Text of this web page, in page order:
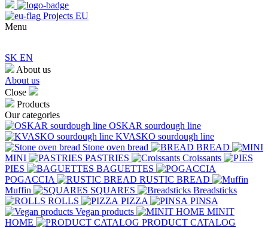
Projects EU
Menu
SK EN
About us
About us
Close
Products
Our categories
OSKAR sourdough line
KVASKO sourdough line
Stone oven bread
BREAD
MINI
PASTRIES
Croissants
PIES
BAGUETTES
POGACCIA
RUSTIC BREAD
Muffin
SQUARES
Breadsticks
ROLLS
PIZZA
PINSA
Vegan products
MINIT
HOME
PRODUCT CATALOG